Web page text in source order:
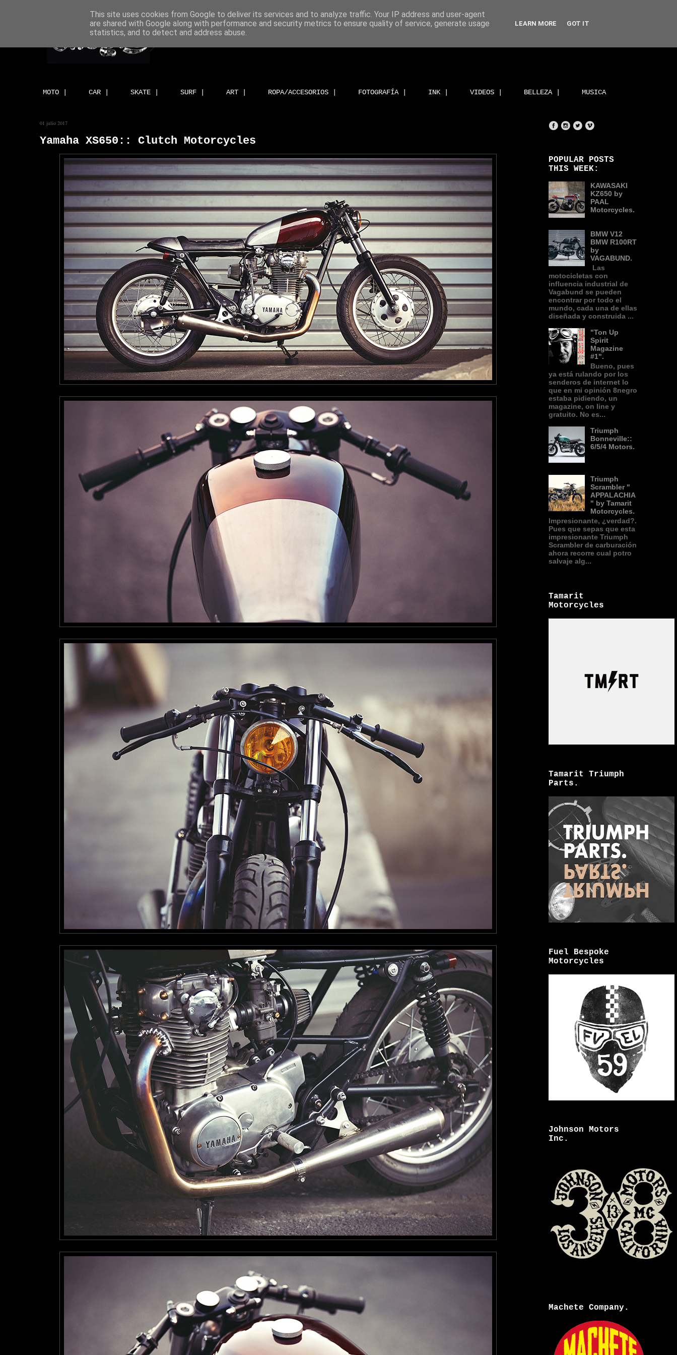
MOTO | CAR | SKATE | SURF | ART | ROPA/ACCESORIOS | FOTOGRAFÍA | INK | VIDEOS | BELLEZA | MUSICA
01 julio 2017
Yamaha XS650:: Clutch Motorcycles
POPULAR POSTS
THIS WEEK:
KAWASAKI
KZ650 by
PAAL
Motorcycles.
BMW V12
BMW R100RT
by
VAGABUND.
Las
motocicletas con
influencia industrial de
Vagabund se pueden
encontrar por todo el
mundo, cada una de ellas
diseñada y construida ...
"Ton Up
Spirit
Magazine
#1".
Bueno, pues
ya está rulando por los
senderos de internet lo
que en mi opinión 8negro
estaba pidiendo, un
magazine, on line y
gratuito. No es...
Triumph
Bonneville::
6/5/4 Motors.
Triumph
Scrambler "
APPALACHIA
" by Tamarit
Motorcycles.
Impresionante, ¿verdad?.
Pues que sepas que esta
impresionante Triumph
Scrambler de carburación
ahora recorre cual potro
salvaje alg...
Tamarit
Motorcycles
Tamarit Triumph
Parts.
Fuel Bespoke
Motorcycles
Johnson Motors
Inc.
Machete Company.
This site uses cookies from Google to deliver its services and to analyze traffic. Your IP address and user-agent
are shared with Google along with performance and security metrics to ensure quality of service, generate usage
statistics, and to detect and address abuse.
LEARN MORE GOT IT